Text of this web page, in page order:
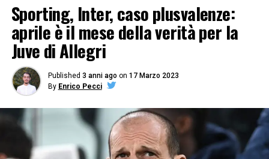
Sporting, Inter, caso plusvalenze:
aprile è il mese della verità per la
Juve di Allegri
Published 3 anni ago on 17 Marzo 2023
By Enrico Pecci